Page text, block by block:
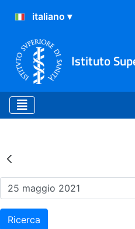
Istituto
Risultati
Ricerca